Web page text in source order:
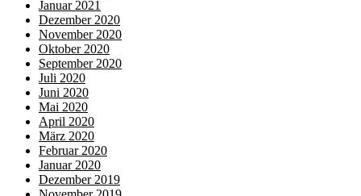
Januar 2021
Dezember 2020
November 2020
Oktober 2020
September 2020
Juli 2020
Juni 2020
Mai 2020
April 2020
März 2020
Februar 2020
Januar 2020
Dezember 2019